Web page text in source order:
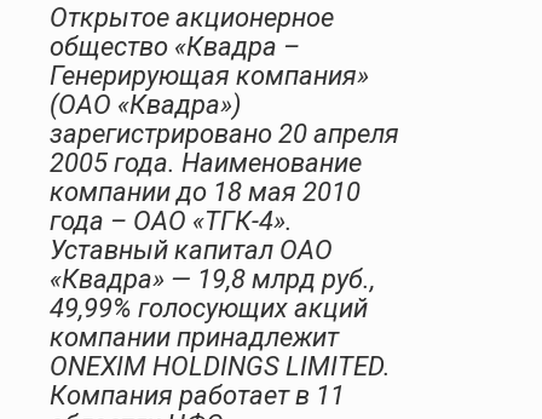
Открытое акционерное
общество «Квадра –
Генерирующая компания»
(ОАО «Квадра»)
зарегистрировано 20 апреля
2005 года. Наименование
компании до 18 мая 2010
года – ОАО «ТГК-4».
Уставный капитал ОАО
«Квадра» — 19,8 млрд руб.,
49,99% голосующих акций
компании принадлежит
ONEXIM HOLDINGS LIMITED.
Компания работает в 11